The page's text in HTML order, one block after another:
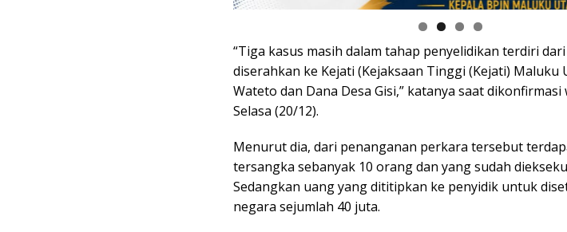
“Tiga kasus masih dalam tahap penyelidikan terdiri
diserahkan ke Kejati (Kejaksaan Tinggi (Kejati) Maluku
Wateto dan Dana Desa Gisi,” katanya saat dikonfirmasi
Selasa (20/12).
Menurut dia, dari penanganan perkara tersebut
tersangka sebanyak 10 orang dan yang sudah
Sedangkan uang yang dititipkan ke penyidik untuk
negara sejumlah 40 juta.